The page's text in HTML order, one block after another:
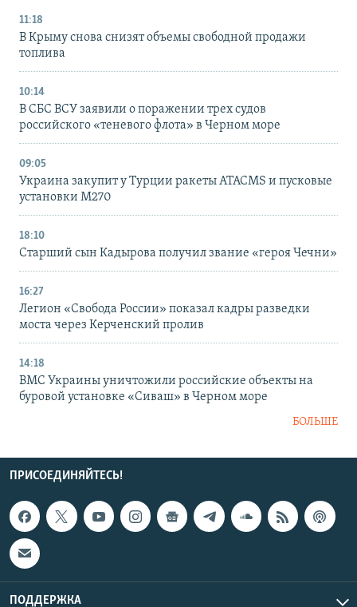
11:18
В Крыму снова снизят объемы свободной продажи
топлива
10:14
В СБС ВСУ заявили о поражении трех судов
российского «теневого флота» в Черном море
09:05
Украина закупит у Турции ракеты ATACMS и пусковые
установки M270
18:10
Старший сын Кадырова получил звание «героя Чечни»
16:27
Легион «Свобода России» показал кадры разведки
моста через Керченский пролив
14:18
ВМС Украины уничтожили российские объекты на
буровой установке «Сиваш» в Черном море
БОЛЬШЕ
ПРИСОЕДИНЯЙТЕСЬ!
ПОДДЕРЖКА